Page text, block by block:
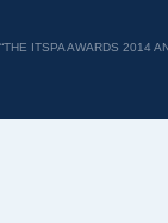
“THE ITSPA AWARDS 2014